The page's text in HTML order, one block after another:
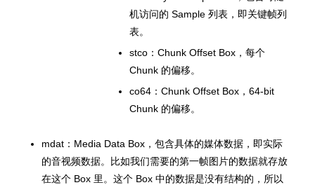
机访问的 Sample 列表，即关键帧列
表。
stco：Chunk Offset Box，每个
Chunk 的偏移。
co64：Chunk Offset Box，64-bit
Chunk 的偏移。
mdat：Media Data Box，包含具体的媒体数据，即实际
的音视频数据。比如我们需要的第一帧图片的数据就存放
在这个 Box 里。这个 Box 中的数据是没有结构的，所以